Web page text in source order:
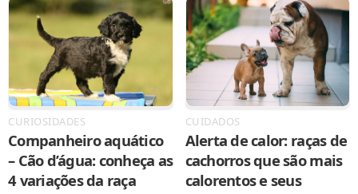
CURIOSIDADES
Companheiro aquático
– Cão d’água: conheça as
4 variações da raça
CUIDADOS
Alerta de calor: raças de
cachorros que são mais
calorentos e seus